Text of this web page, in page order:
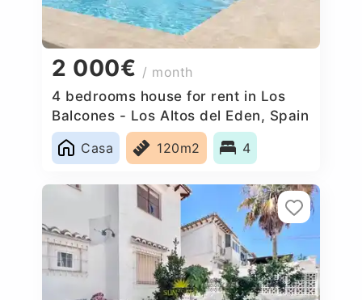
2 000€ / month
4 bedrooms house for rent in Los
Balcones - Los Altos del Eden, Spain
Casa
120m2 4